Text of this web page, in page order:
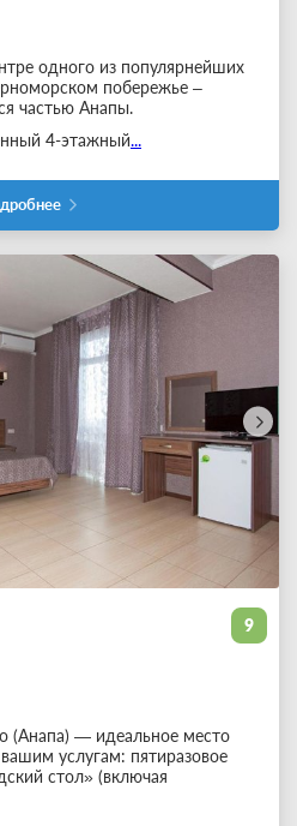
одного из популярнейших
побережье –
частью Анапы.
4-этажный...
9
(Анапа) — идеальное место
услугам: пятиразовое
стол» (включая